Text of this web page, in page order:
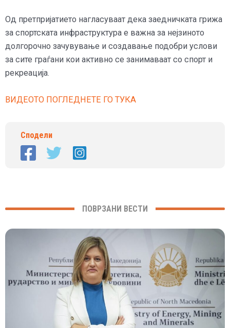
Од претпријатието нагласуваат дека заедничката грижа
за спортската инфраструктура е важна за нејзиното
долгорочно зачувување и создавање подобри услови
за сите граѓани кои активно се занимаваат со спорт и
рекреација.
ВИДЕОТО ПОГЛЕДНЕТЕ ГО ТУКА
Сподели
ПОВРЗАНИ ВЕСТИ